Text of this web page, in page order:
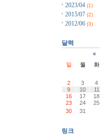
2023/04 (1)
2015/07 (2)
2012/06 (3)
달력
«
일
월 화
2
3 4
9
10 11
16
17 18
23
24 25
30
31
링크